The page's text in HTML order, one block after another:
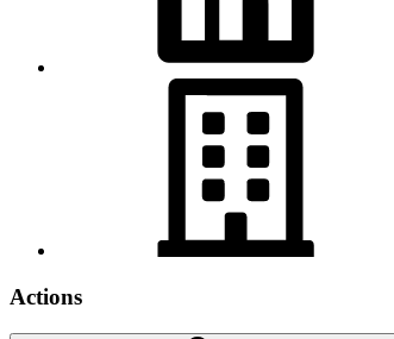
Actions